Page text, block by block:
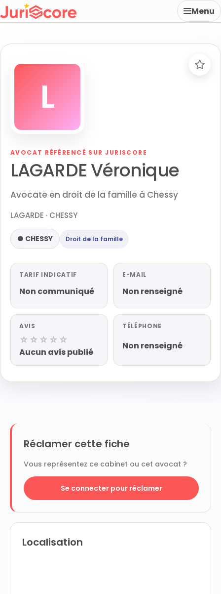
Menu
L
AVOCAT RÉFÉRENCÉ SUR JURISCORE
LAGARDE Véronique
Avocate en droit de la famille à Chessy
LAGARDE · CHESSY
● CHESSY Droit de la famille
TARIF INDICATIF
Non communiqué
E-MAIL
Non renseigné
AVIS
☆☆☆☆☆
Aucun avis publié
TÉLÉPHONE
Non renseigné
Réclamer cette fiche
Vous représentez ce cabinet ou cet avocat ?
Se connecter pour réclamer
Localisation